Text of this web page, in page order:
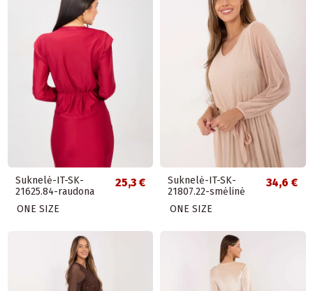
Suknelė-IT-SK-
21625.84-raudona
25,3 €
ONE SIZE
Suknelė-IT-SK-
21807.22-smėlinė
34,6 €
ONE SIZE